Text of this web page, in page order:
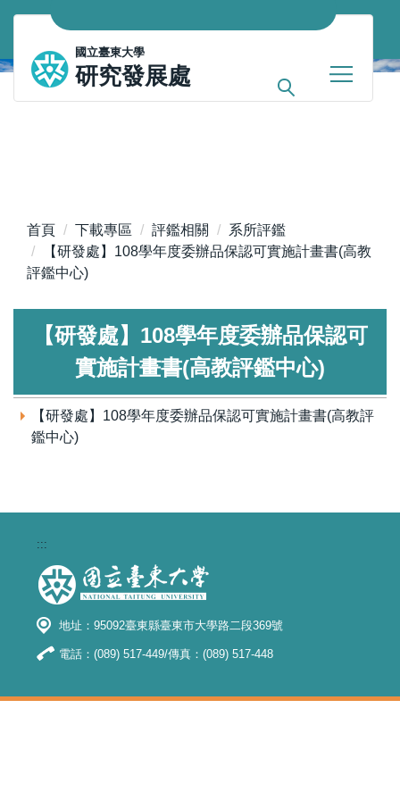
跳
主
內
國立臺東大學
研究發展處
首頁 下載專區 評鑑相關
系所評鑑
【研發處】108學年度委辦品保認可實施計畫書(高教
評鑑中心)
【研發處】108學年度委辦品保認可
實施計畫書(高教評鑑中心)
【研發處】108學年度委辦品保認可實施計畫書(高教評
鑑中心)
:::
地址：95092臺東縣臺東市大學路二段369號
電話：(089) 517-449/傳真：(089) 517-448